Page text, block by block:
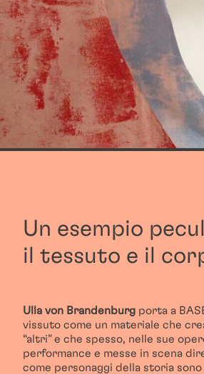
Un esempio
il tessuto e il
Ulla von Brandenburg porta a
vissuto come un materiale che
“altri” e che spesso, nelle sue
performance e messe in scena
come personaggi della storia